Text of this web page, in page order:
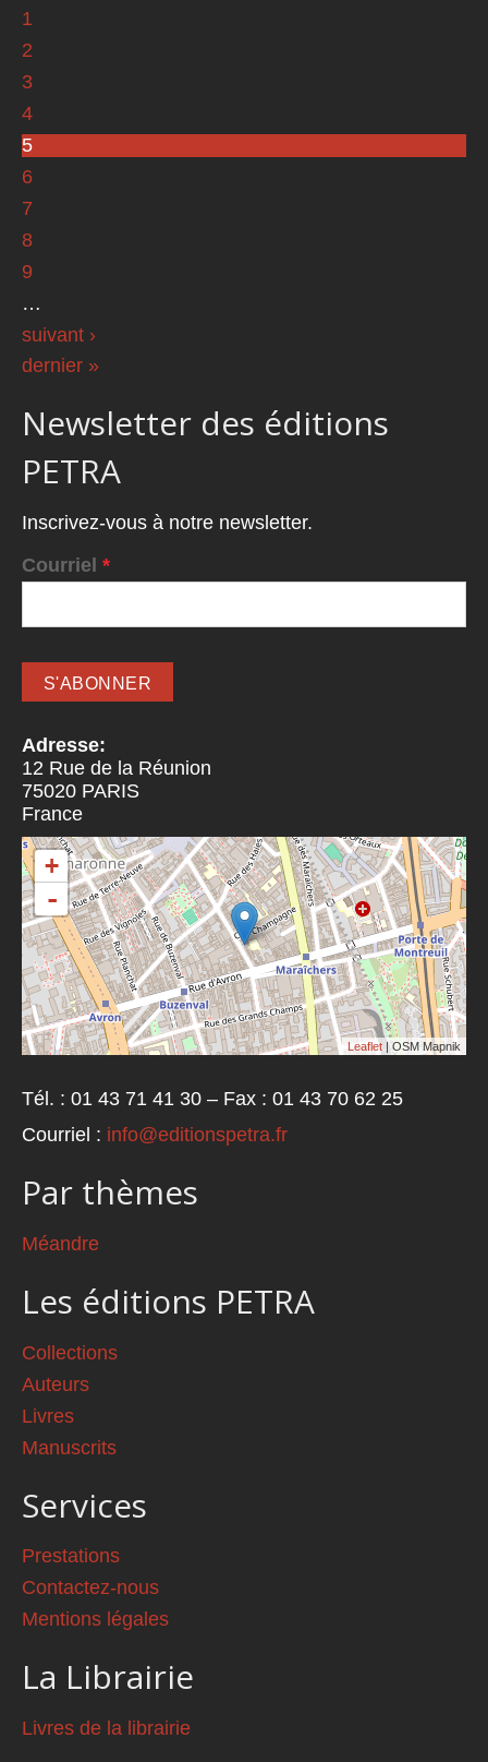
1
2
3
4
5
6
7
8
9
…
suivant ›
dernier »
Newsletter des éditions
PETRA
Inscrivez-vous à notre newsletter.
Courriel *
Adresse:
12 Rue de la Réunion
75020 PARIS
France
+
-
Leaflet | OSM Mapnik
Tél. : 01 43 71 41 30 – Fax : 01 43 70 62 25
Courriel : info@editionspetra.fr
Par thèmes
Méandre
Les éditions PETRA
Collections
Auteurs
Livres
Manuscrits
Services
Prestations
Contactez-nous
Mentions légales
La Librairie
Livres de la librairie